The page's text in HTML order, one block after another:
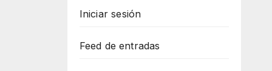
Iniciar sesión
Feed de entradas